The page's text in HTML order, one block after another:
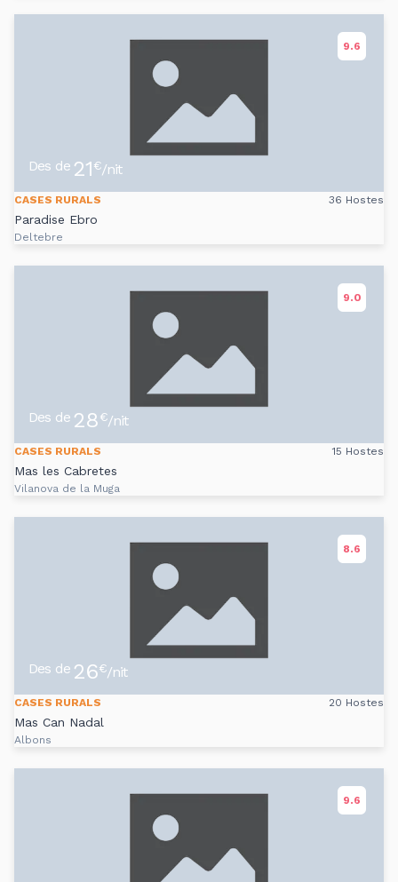
9.6
Des de 21€/nit
CASES RURALS 36 Hostes
Paradise Ebro
Deltebre
9.0
Des de 28€/nit
CASES RURALS 15 Hostes
Mas les Cabretes
Vilanova de la Muga
8.6
Des de 26€/nit
CASES RURALS 20 Hostes
Mas Can Nadal
Albons
9.6